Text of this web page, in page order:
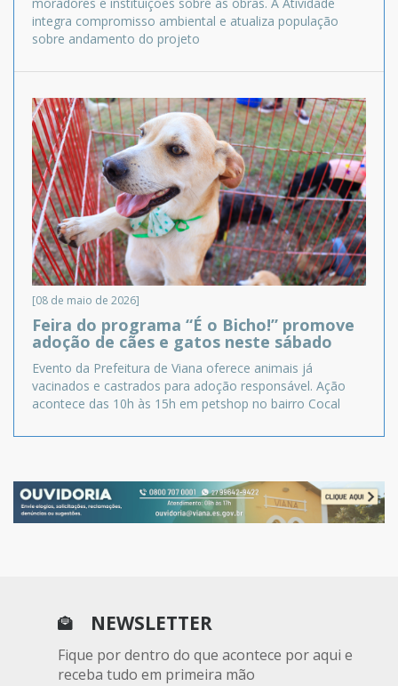
integra compromisso ambiental e atualiza população
sobre andamento do projeto
[08 de maio de 2026]
Feira do programa “É o Bicho!” promove
adoção de cães e gatos neste sábado
Evento da Prefeitura de Viana oferece animais já
vacinados e castrados para adoção responsável. Ação
acontece das 10h às 15h em petshop no bairro Cocal
NEWSLETTER
Fique por dentro do que acontece por aqui e
receba tudo em primeira mão